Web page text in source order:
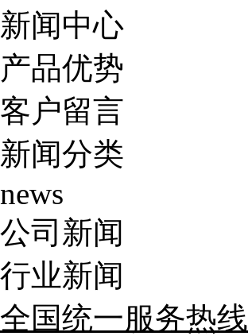
新闻中心
产品优势
客户留言
新闻分类
news
公司新闻
行业新闻
全国统一服务热线